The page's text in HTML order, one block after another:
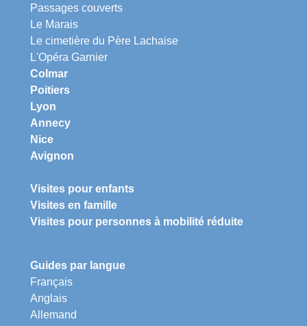
Passages couverts
Le Marais
Le cimetière du Père Lachaise
L'Opéra Garnier
Colmar
Poitiers
Lyon
Annecy
Nice
Avignon
Visites pour enfants
Visites en famille
Visites pour personnes à mobilité réduite
Guides par langue
Français
Anglais
Allemand